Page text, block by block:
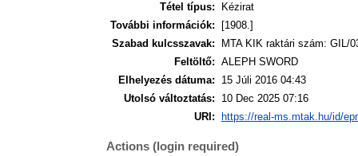
Tétel típus:
Kézirat
További információk:
[1908.]
Szabad kulcsszavak:
MTA KIK raktári szám: GIL/
Feltöltő: ALEPH SWORD
Elhelyezés dátuma:
15 Júli 2016 04:43
Utolsó változtatás:
10 Dec 2025 07:16
URI:
https://real-ms.mtak.hu/id/
Actions (login required)